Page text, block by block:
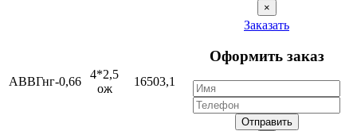
×
АВВГнг-0,66
4*2,5
ож
16503,1
Заказать
Оформить заказ
Отправить